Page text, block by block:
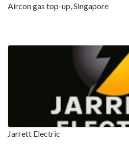
Aircon gas top-up, Singapore
Jarrett Electric